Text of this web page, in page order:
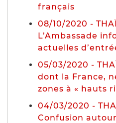
français
08/10/2020 -
L’Ambassade
actuelles
05/03/2020 -
dont la France,
zones à « hauts
04/03/2020 -
Confusion